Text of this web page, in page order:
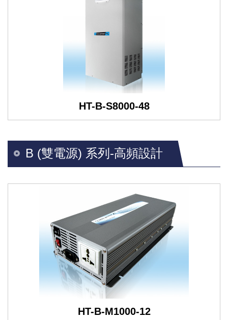
HT-B-S8000-48
B (雙電源) 系列-高頻設計
HT-B-M1000-12